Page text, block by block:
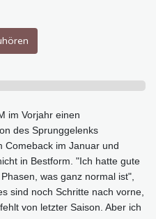
im Vorjahr einen
des Sprunggelenks
Comeback im Januar und
in Bestform. "Ich hatte gute
was ganz normal ist",
sind noch Schritte nach vorne,
von letzter Saison. Aber ich